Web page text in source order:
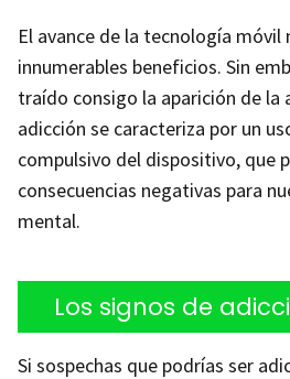
El avance de la tecnología móvil
innumerables beneficios. Sin
traído consigo la aparición de la
adicción se caracteriza por un
compulsivo del dispositivo, que
consecuencias negativas para
mental.
Los signos de
Si sospechas que podrías ser